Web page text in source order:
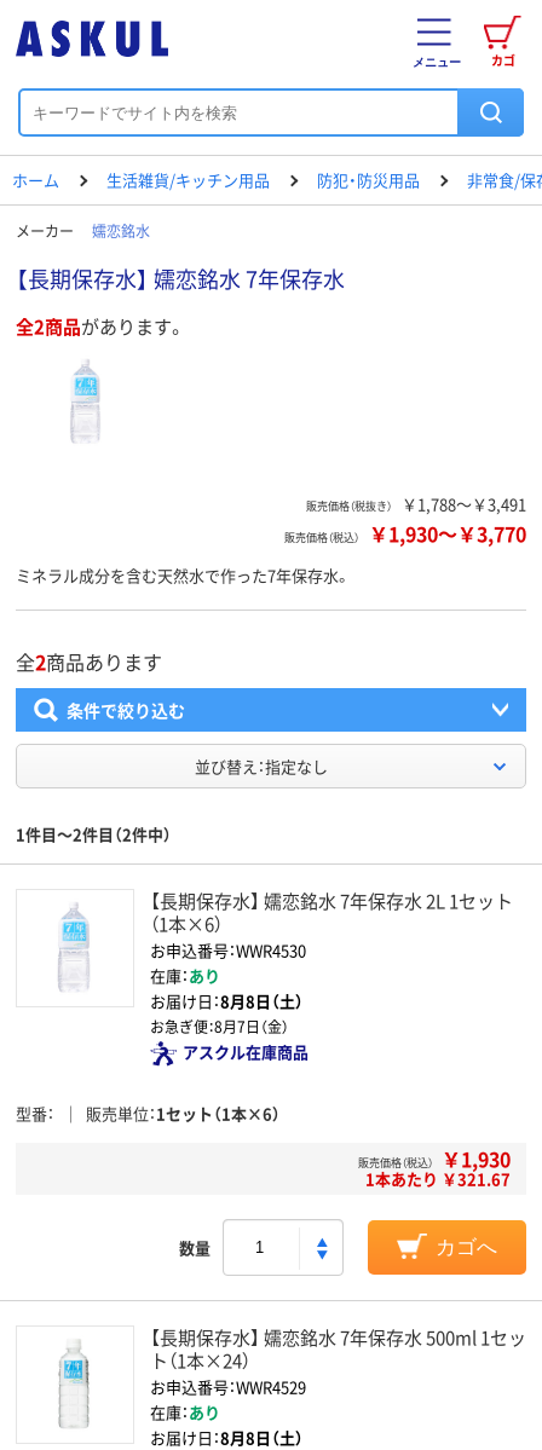
カゴ
メニュー
ホーム 生活雑貨/キッチン用品 防犯・防災用品 非常食/保
メーカー 嬬恋銘水
【長期保存水】 嬬恋銘水 7年保存水
全2商品があります。
販売価格（税抜き） ￥1,788～￥3,491
販売価格（税込） ￥1,930～￥3,770
ミネラル成分を含む天然水で作った7年保存水。
全2商品あります
条件で絞り込む
並び替え：指定なし
1件目～2件目（2件中）
【長期保存水】 嬬恋銘水 7年保存水 2L 1セット
（1本×6）
お申込番号：WWR4530
在庫：あり
お届け日：8月8日（土）
お急ぎ便：8月7日（金）
アスクル在庫商品
型番 販売単位 1セット（1本×6）
販売価格（税込） ￥1,930
1本あたり ￥321.67
数量 カゴへ
【長期保存水】 嬬恋銘水 7年保存水 500ml 1セッ
ト（1本×24）
お申込番号：WWR4529
在庫：あり
お届け日：8月8日（土）